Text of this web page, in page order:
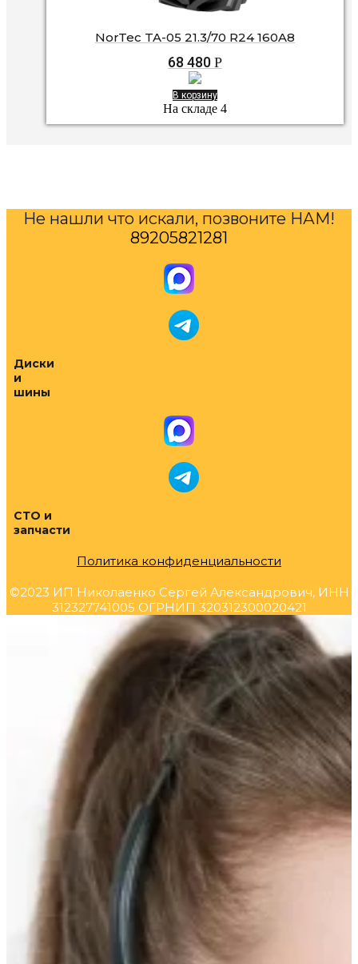
NorTec TA-05 21.3/70 R24 160A8
68 480 Р
В корзину
На складе 4
Не нашли что искали, позвоните НАМ!
89205821281
Диски
и
шины
СТО и
запчасти
Политика конфиденциальности
©2023 ИП Николаенко Сергей Александрович, ИНН
312327741005 ОГРНИП 320312300020421